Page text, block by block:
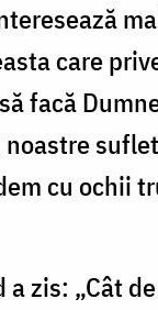
care
facă
cu ochii
zis: „Cât